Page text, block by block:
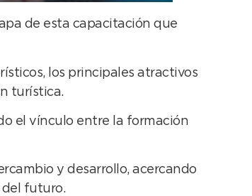
de esta capacitación que
los principales atractivos
turística.
el vínculo entre la formación
y desarrollo, acercando
del futuro.